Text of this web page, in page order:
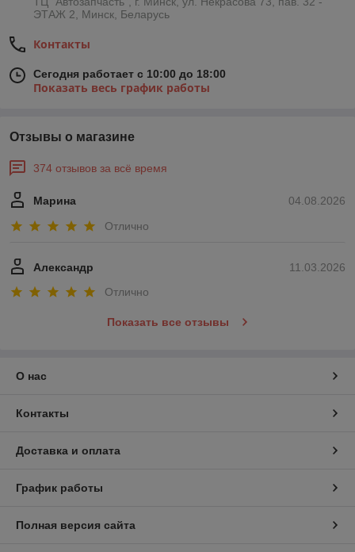
ЭТАЖ 2, Минск, Беларусь
Контакты
Сегодня работает с 10:00 до 18:00
Показать весь график работы
Отзывы о магазине
374 отзывов за всё время
04.08.2026
Марина
Отлично
11.03.2026
Александр
Отлично
Показать все отзывы
О нас
Контакты
Доставка и оплата
График работы
Полная версия сайта